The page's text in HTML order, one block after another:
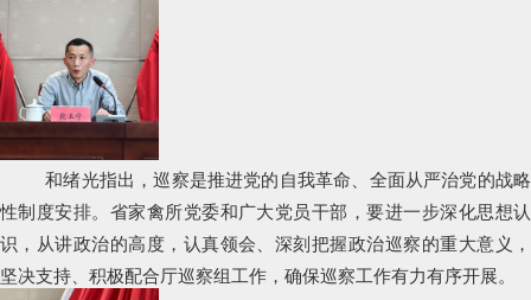
和绪光指出，巡察是推进党的自我革命、全面从严治党的战略
性制度安排。省家禽所党委和广大党员干部，要进一步深化思想认
识，从讲政治的高度，认真领会、深刻把握政治巡察的重大意义，
坚决支持、积极配合厅巡察组工作，确保巡察工作有力有序开展。